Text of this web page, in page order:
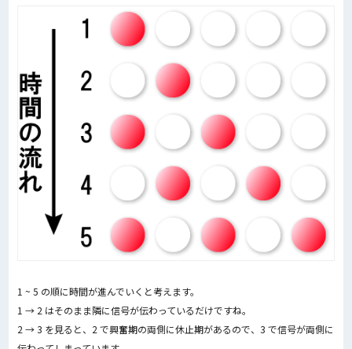
1 ~ 5 の順に時間が進んでいくと考えます。
1 → 2 はそのまま隣に信号が伝わっているだけですね。
2 → 3 を見ると、2 で興奮期の両側に休止期があるので、3 で信号が両側に